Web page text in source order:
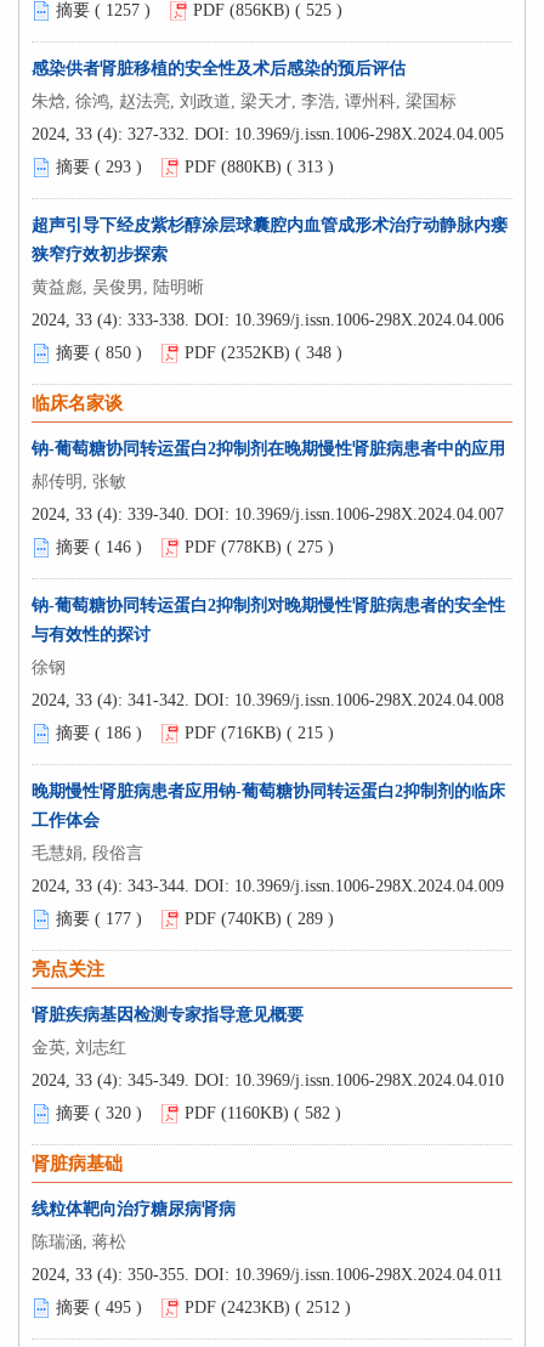
摘要 ( 1257 ) PDF (856KB) ( 525 )
感染供者肾脏移植的安全性及术后感染的预后评估
朱焓, 徐鸿, 赵法亮, 刘政道, 梁天才, 李浩, 谭州科, 梁国标
2024, 33 (4): 327-332. DOI: 10.3969/j.issn.1006-298X.2024.04.005
摘要 ( 293 ) PDF (880KB) ( 313 )
超声引导下经皮紫杉醇涂层球囊腔内血管成形术治疗动静脉内瘘
狭窄疗效初步探索
黄益彪, 吴俊男, 陆明晰
2024, 33 (4): 333-338. DOI: 10.3969/j.issn.1006-298X.2024.04.006
摘要 ( 850 ) PDF (2352KB) ( 348 )
临床名家谈
钠-葡萄糖协同转运蛋白2抑制剂在晚期慢性肾脏病患者中的应用
郝传明, 张敏
2024, 33 (4): 339-340. DOI: 10.3969/j.issn.1006-298X.2024.04.007
摘要 ( 146 ) PDF (778KB) ( 275 )
钠-葡萄糖协同转运蛋白2抑制剂对晚期慢性肾脏病患者的安全性
与有效性的探讨
徐钢
2024, 33 (4): 341-342. DOI: 10.3969/j.issn.1006-298X.2024.04.008
摘要 ( 186 ) PDF (716KB) ( 215 )
晚期慢性肾脏病患者应用钠-葡萄糖协同转运蛋白2抑制剂的临床
工作体会
毛慧娟, 段俗言
2024, 33 (4): 343-344. DOI: 10.3969/j.issn.1006-298X.2024.04.009
摘要 ( 177 ) PDF (740KB) ( 289 )
亮点关注
肾脏疾病基因检测专家指导意见概要
金英, 刘志红
2024, 33 (4): 345-349. DOI: 10.3969/j.issn.1006-298X.2024.04.010
摘要 ( 320 ) PDF (1160KB) ( 582 )
肾脏病基础
线粒体靶向治疗糖尿病肾病
陈瑞涵, 蒋松
2024, 33 (4): 350-355. DOI: 10.3969/j.issn.1006-298X.2024.04.011
摘要 ( 495 ) PDF (2423KB) ( 2512 )